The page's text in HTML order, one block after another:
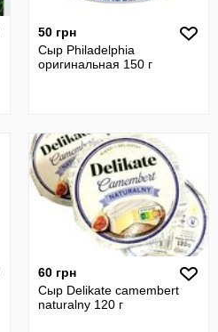
50 грн
Сыр Philadelphia
оригинальная 150 г
60 грн
Сыр Delikate camembert
naturalny 120 г